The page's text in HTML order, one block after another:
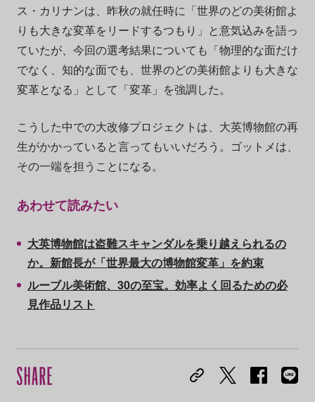
ス・カリナンは、昨秋の就任時に「世界のどの美術館よ
りも大きな変革をリードするつもり」と意気込みを語っ
ていたが、今回の選考結果についても「物理的な面だけ
でなく、知的な面でも、世界のどの美術館よりも大きな
変革となる」として「変革」を強調した。
こうした中での大改修プロジェクトは、大英博物館の再
生がかかっていると言ってもいいだろう。ゴットメは、
その一端を担うことになる。
あわせて読みたい
大英博物館は盗難スキャンダルを乗り越えられるの
か。新館長が「世界最大の博物館変革」を約束
ルーブル美術館、30の至宝。効率よく回るための必
見作品リスト